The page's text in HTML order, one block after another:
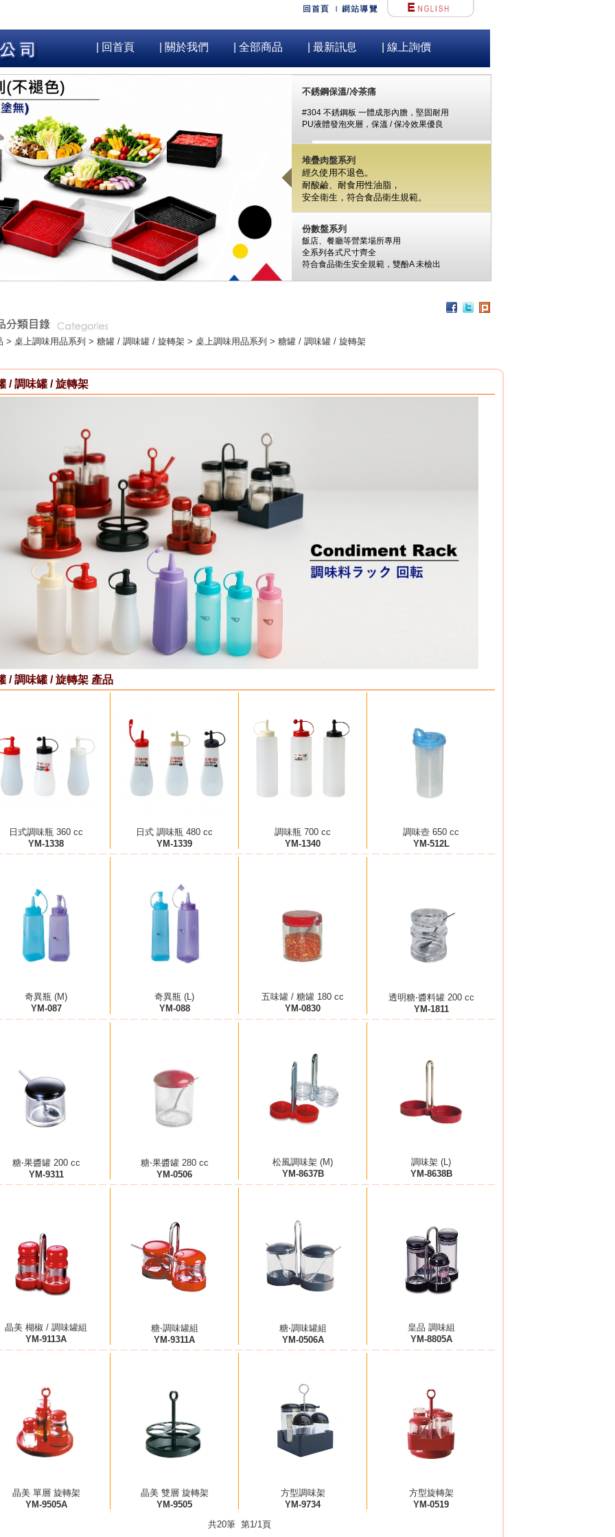
| 回首頁 | 關於我們 | 全部商品 | 最新訊息 | 線上詢價
不銹鋼保溫/冷茶痛
#304 不銹鋼板 一體成形內膽，堅固耐用
PU液體發泡夾層，保溫 / 保冷效果優良
堆疊肉盤系列
經久使用不退色。
耐酸鹼、耐食用性油脂，
安全衛生， 符合食品衛生規範。
份數盤系列
飯店、餐廳等營業場所專用
全系列各式尺寸齊全
符合食品衛生安全規範， 雙酚A未檢出
可用於洗碗機、冰箱、冷凍庫
杯架組
> 桌上調味用品系列 > 糖罐 / 調味罐 / 旋轉架 > 桌上調味用品系列 > 糖罐 / 調味罐 / 旋轉架
/ 調味罐 / 旋轉架
/ 調味罐 / 旋轉架 產品
日式調味瓶 360 cc
YM-1338
日式 調味瓶 480 cc
YM-1339
調味瓶 700 cc
YM-1340
調味壺 650 cc
YM-512L
奇異瓶 (M)
YM-087
奇異瓶 (L)
YM-088
五味罐 / 糖罐 180 cc
YM-0830
透明糖‧醬料罐 200 cc
YM-1811
糖‧果醬罐 200 cc
YM-9311
糖‧果醬罐 280 cc
YM-0506
松風調味架 (M)
YM-8637B
調味架 (L)
YM-8638B
晶美 楜椒 / 調味罐組
YM-9113A
糖‧調味罐組
YM-9311A
糖‧調味罐組
YM-0506A
皇品 調味組
YM-8805A
晶美 單層 旋轉架
YM-9505A
晶美 雙層 旋轉架
YM-9505
方型調味架
YM-9734
方型旋轉架
YM-0519
共20筆 第1/1頁